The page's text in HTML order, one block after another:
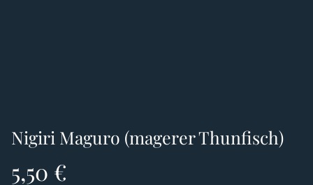
Nigiri Maguro (magerer Thunfisch)
5,50 €